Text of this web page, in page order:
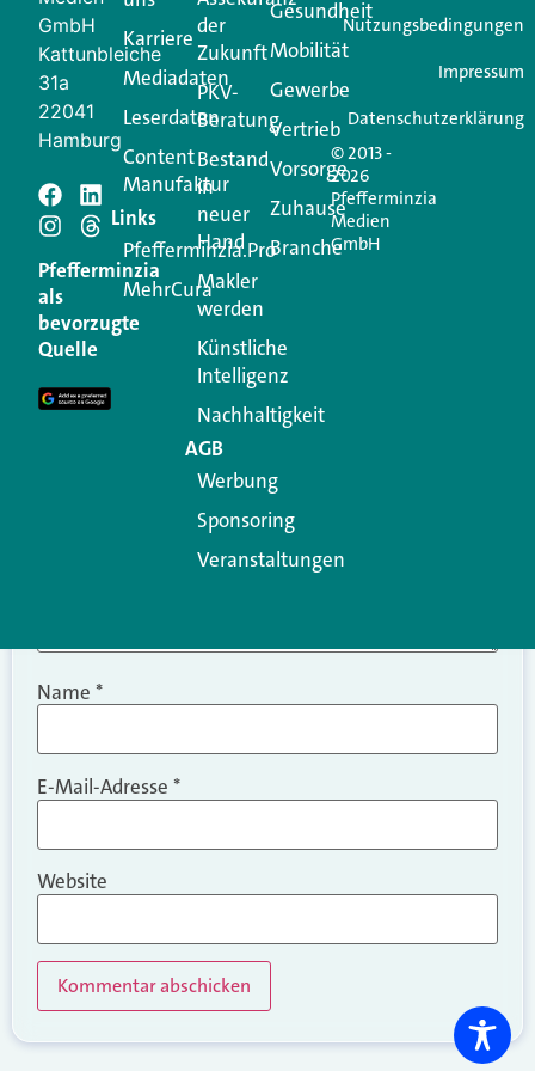
Jetzt anmelden
Schreiben Sie einen
Kommentar
Ihre E-Mail-Adresse wird nicht veröffentlicht.
Erforderliche Felder sind mit
Kommentar
Name *
E-Mail-Adresse *
Website
Alternative:
GmbH
Kattunbleiche
31a
22041
Hamburg
Pfefferminzia
als
bevorzugte
Quelle
Karriere
Mediadaten
Leserdaten
Content
Manufaktur
Links
Pfefferminzia.Pro
MehrCura
der
Zukunft
PKV-
Beratung
Bestand
in
neuer
Hand
Makler
werden
Künstliche
Intelligenz
Nachhaltigkeit
AGB
Werbung
Sponsoring
Veranstaltungen
Gesundheit
Mobilität
Gewerbe
Vertrieb
Vorsorge
Zuhause
Branche
© 2013 -
2026
Pfefferminzia
Medien
GmbH
Nutzungsbedingungen
Impressum
Datenschutzerklärung